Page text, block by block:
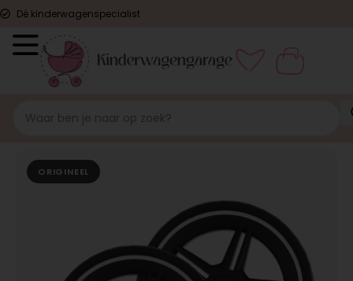
Dé kinderwagenspecialist
ORIGINEEL